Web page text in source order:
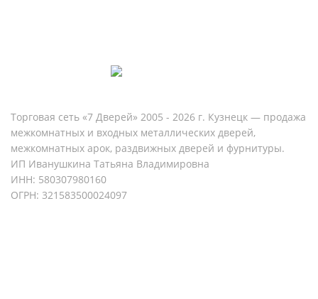
Торговая сеть «7 Дверей» 2005 - 2026 г. Кузнецк — продажа
межкомнатных и входных металлических дверей,
межкомнатных арок, раздвижных дверей и фурнитуры.
ИП Иванушкина Татьяна Владимировна
ИНН: 580307980160
ОГРН: 321583500024097